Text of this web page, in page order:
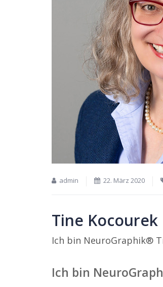
admin 22. März 2020
Tine Kocourek
Ich bin NeuroGraphik®
Ich bin